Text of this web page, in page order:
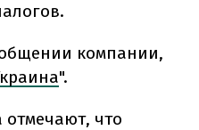
компании,
".
отмечают, что